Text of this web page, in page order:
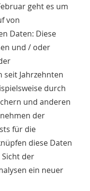
geht es um
von
Daten: Diese
und / oder
Jahrzehnten
durch
und anderen
der
für die
diese Daten
der
ein neuer